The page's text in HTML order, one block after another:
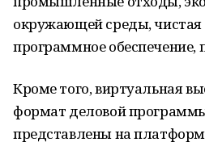
окружающей среды, чистая
программное обеспечение,
Кроме того, виртуальная
формат деловой
представлены на